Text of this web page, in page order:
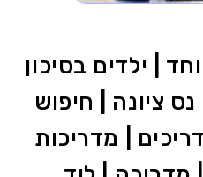
| ילדים בסיכון
נס ציונה | חיפוש
| מדריכות